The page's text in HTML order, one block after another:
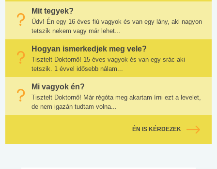
Mit tegyek?
Üdv! Én egy 16 éves fiú vagyok és van egy lány, aki nagyon
tetszik nekem vagy már lehet...
Hogyan ismerkedjek meg vele?
Tisztelt Doktornő! 15 éves vagyok és van egy srác aki
tetszik. 1 évvel idősebb nálam...
Mi vagyok én?
Tisztelt Doktornő! Már régóta meg akartam írni ezt a levelet,
de nem igazán tudtam volna...
ÉN IS KÉRDEZEK